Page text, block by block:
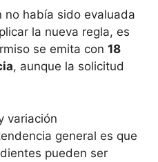
no había sido evaluada
la nueva regla, es
se emita con 18
, aunque la solicitud
variación
general es que
pueden ser